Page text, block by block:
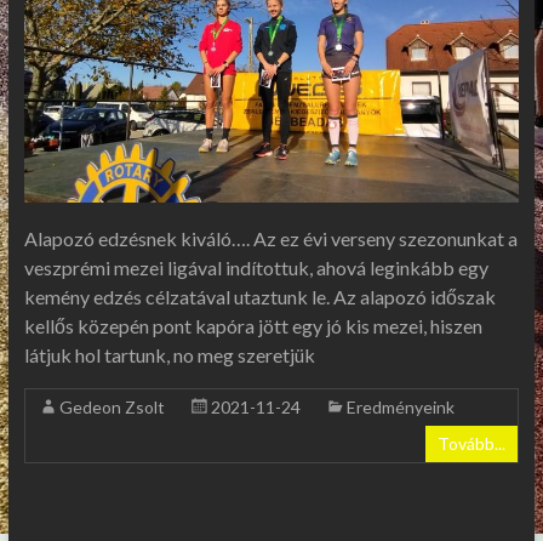
Alapozó edzésnek kiváló…. Az ez évi verseny szezonunkat a
veszprémi mezei ligával indítottuk, ahová leginkább egy
kemény edzés célzatával utaztunk le. Az alapozó időszak
kellős közepén pont kapóra jött egy jó kis mezei, hiszen
látjuk hol tartunk, no meg szeretjük
Gedeon Zsolt 2021-11-24
Eredményeink
Tovább...